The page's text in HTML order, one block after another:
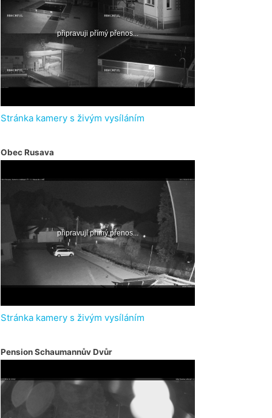
Stránka kamery s živým vysíláním
Obec Rusava
Stránka kamery s živým vysíláním
Pension Schaumannův Dvůr